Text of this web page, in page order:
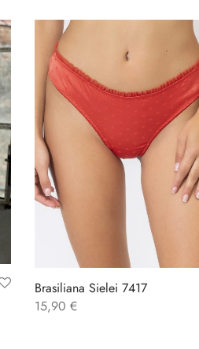
Brasiliana Sielei 7417
15,90 €